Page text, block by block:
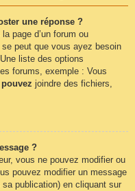
une réponse ?
page d’un forum ou
peut que vous ayez besoin
liste des options
forums, exemple : Vous
pouvez joindre des fichiers,
?
vous ne pouvez modifier ou
pouvez modifier un message
publication) en cliquant sur